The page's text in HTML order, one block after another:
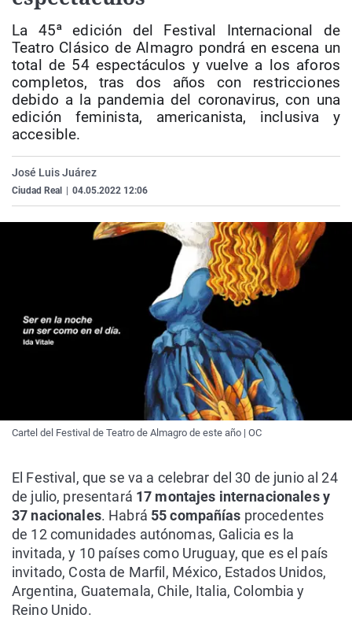
Gente viajera
Como el perro y el
Retornados
Equipo de
Operación Viuda
Galicia
La Rioja
Navarra
País Vasco
Televisión
Elecciones
La 45ª edición del Festival Internacional de
Teatro Clásico de Almagro pondrá en escena un
total de 54 espectáculos y vuelve a los aforos
completos, tras dos años con restricciones
debido a la pandemia del coronavirus, con una
edición feminista, americanista, inclusiva y
accesible.
José Luis Juárez
Ciudad Real 04.05.2022 12:06
Cartel del Festival de Teatro de Almagro de este año | OC
El Festival, que se va a celebrar del 30 de junio al 24
de julio, presentará 17 montajes internacionales y
37 nacionales. Habrá 55 compañías procedentes
de 12 comunidades autónomas, Galicia es la
invitada, y 10 países como Uruguay, que es el país
invitado, Costa de Marfil, México, Estados Unidos,
Argentina, Guatemala, Chile, Italia, Colombia y
Reino Unido.